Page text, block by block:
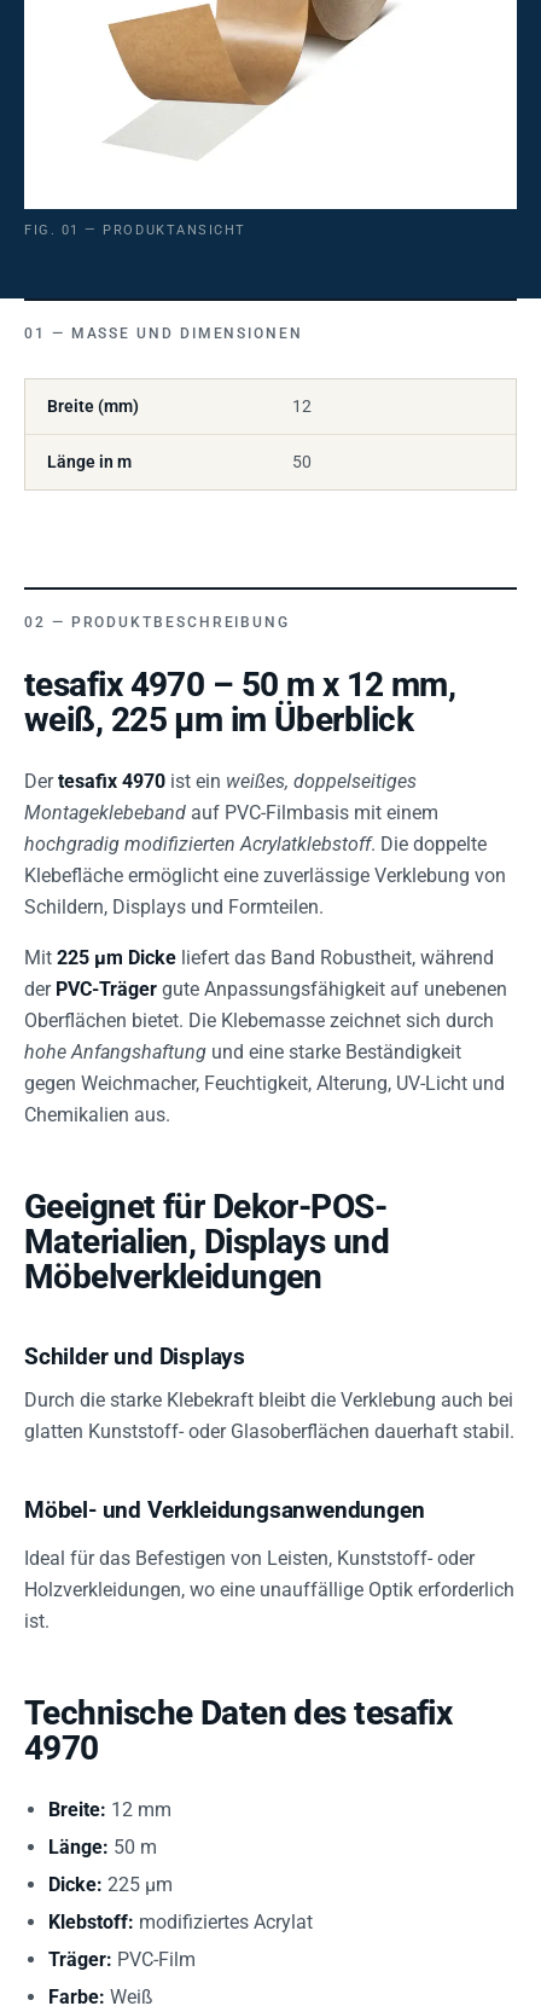
FIG. 01 — PRODUKTANSICHT
MASSE UND DIMENSIONEN
Breite (mm) 12
Länge in m 50
PRODUKTBESCHREIBUNG
tesafix 4970 – 50 m x 12 mm,
weiß, 225 µm im Überblick
Dertesafix 4970 ist ein weißes, doppelseitiges
Montageklebeband auf PVC-Filmbasis mit einem
hochgradig modifizierten Acrylatklebstoff. Die doppelte
Klebefläche ermöglicht eine zuverlässige Verklebung von
Schildern, Displays und Formteilen.
Mit 225 µm Dicke liefert das Band Robustheit, während
der PVC-Träger gute Anpassungsfähigkeit auf unebenen
Oberflächen bietet. Die Klebemasse zeichnet sich durch
hohe Anfangshaftung und eine starke Beständigkeit
gegen Weichmacher, Feuchtigkeit, Alterung, UV-Licht und
Chemikalien aus.
Geeignet für Dekor-POS-
Materialien, Displays und
Möbelverkleidungen
Schilder und Displays
Durch die starke Klebekraft bleibt die Verklebung auch bei
glatten Kunststoff- oder Glasoberflächen dauerhaft stabil.
Möbel- und Verkleidungsanwendungen
Ideal für das Befestigen von Leisten, Kunststoff- oder
Holzverkleidungen, wo eine unauffällige Optik erforderlich
ist.
Technische Daten des tesafix
4970
Breite: 12 mm
Länge: 50 m
Dicke: 225 µm
Klebstoff: modifiziertes Acrylat
Träger: PVC-Film
Farbe: Weiß